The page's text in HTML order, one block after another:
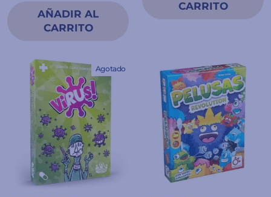
Agotado